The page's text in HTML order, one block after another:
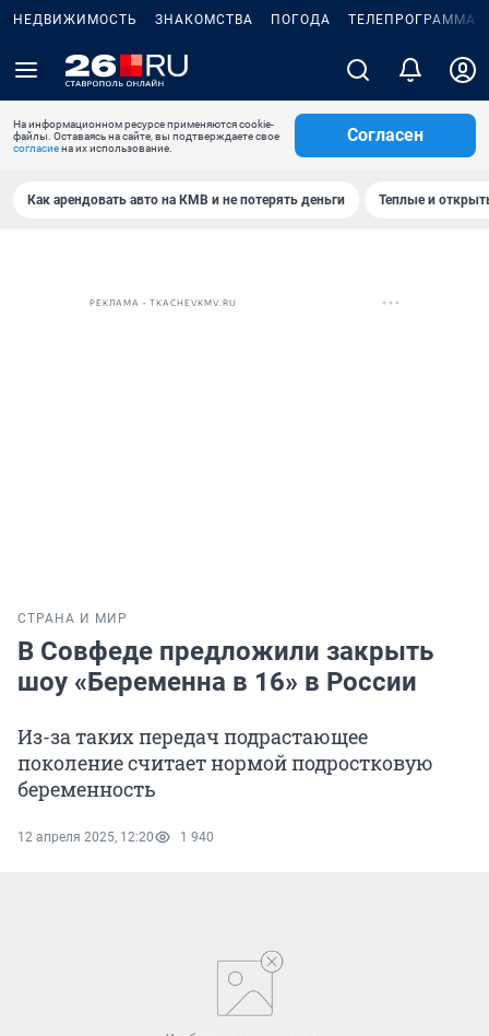
НЕДВИЖИМОСТЬ ЗНАКОМСТВА ПОГОДА ТЕЛЕПРОГРАММА
На информационном ресурсе применяются cookie-
файлы. Оставаясь на сайте, вы подтверждаете свое
согласиена их использование.
Согласен
Как арендовать авто на КМВ и не потерять деньги Теплые и
РЕКЛАМА • TKACHEVKMV.RU
СТРАНА И МИР
В Совфеде предложили закрыть
шоу «Беременна в 16» в России
Из-за таких передач подрастающее
поколение считает нормой подростковую
беременность
12 апреля 2025, 12:20 1 940